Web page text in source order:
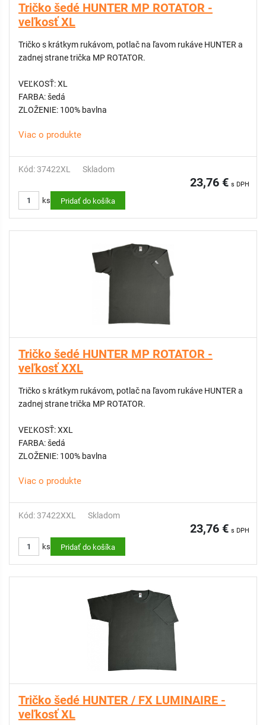
Tričko šedé HUNTER MP ROTATOR -
veľkosť XL
Tričko s krátkym rukávom, potlač na ľavom rukáve HUNTER a
zadnej strane trička MP ROTATOR.
VEĽKOSŤ: XL
FARBA: šedá
ZLOŽENIE: 100% bavlna
Viac o produkte
Kód: 37422XL Skladom
23,76 € s DPH
ks Pridať do košíka
Tričko šedé HUNTER MP ROTATOR -
veľkosť XXL
Tričko s krátkym rukávom, potlač na ľavom rukáve HUNTER a
zadnej strane trička MP ROTATOR.
VEĽKOSŤ: XXL
FARBA: šedá
ZLOŽENIE: 100% bavlna
Viac o produkte
Kód: 37422XXL Skladom
23,76 € s DPH
ks Pridať do košíka
Tričko šedé HUNTER / FX LUMINAIRE -
veľkosť XL